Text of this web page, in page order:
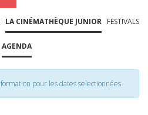
LA CINÉMATHÈQUE JUNIOR FESTIVALS
AGENDA
pour les dates selectionnées